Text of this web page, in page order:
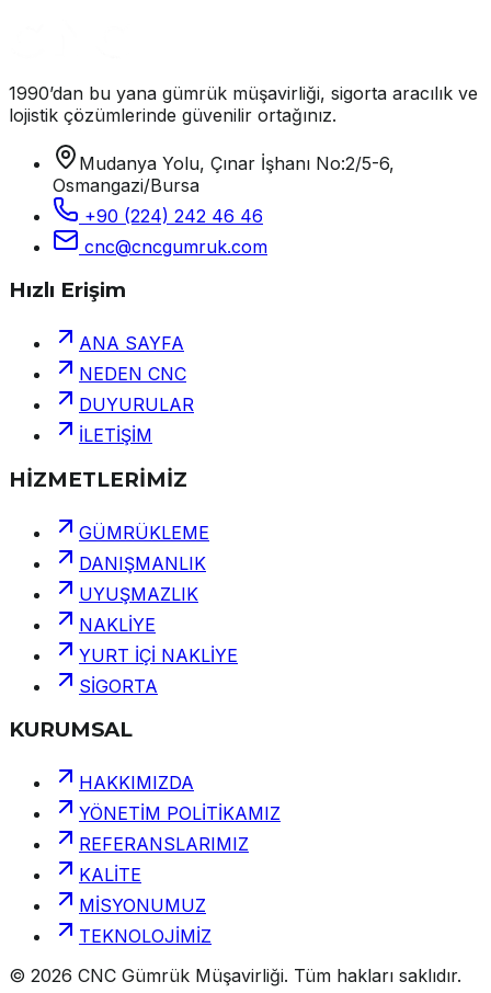
1990’dan bu yana gümrük müşavirliği, sigorta aracılık ve
lojistik çözümlerinde güvenilir ortağınız.
Mudanya Yolu, Çınar İşhanı No:2/5-6,
Osmangazi/Bursa
+90 (224) 242 46 46
cnc@cncgumruk.com
Hızlı Erişim
ANA SAYFA
NEDEN CNC
DUYURULAR
İLETİŞİM
HİZMETLERİMİZ
GÜMRÜKLEME
DANIŞMANLIK
UYUŞMAZLIK
NAKLİYE
YURT İÇİ NAKLİYE
SİGORTA
KURUMSAL
HAKKIMIZDA
YÖNETİM POLİTİKAMIZ
REFERANSLARIMIZ
KALİTE
MİSYONUMUZ
TEKNOLOJİMİZ
© 2026 CNC Gümrük Müşavirliği. Tüm hakları saklıdır.